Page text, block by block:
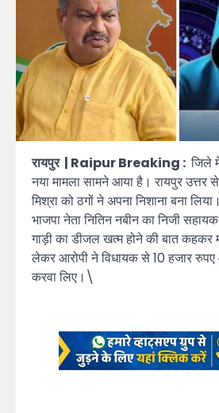
रायपुर | Raipur Breaking : जिले
नया मामला सामने आया है। रायपुर उत्तर
मिश्रा को ठगों ने अपना निशाना बना
भाजपा नेता नितिन नबीन का निजी
गाड़ी का डीजल खत्म होने की बात कहकर
लेकर आरोपी ने विधायक से 10 हजार
करवा लिए।\